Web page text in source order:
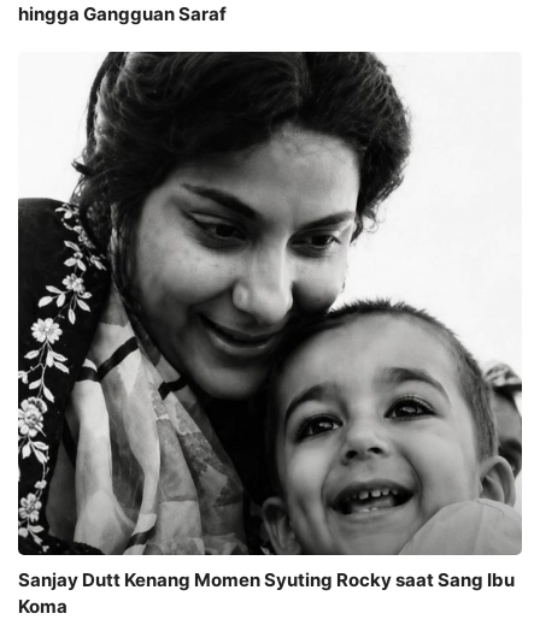
hingga Gangguan Saraf
Sanjay Dutt Kenang Momen Syuting Rocky saat Sang Ibu
Koma